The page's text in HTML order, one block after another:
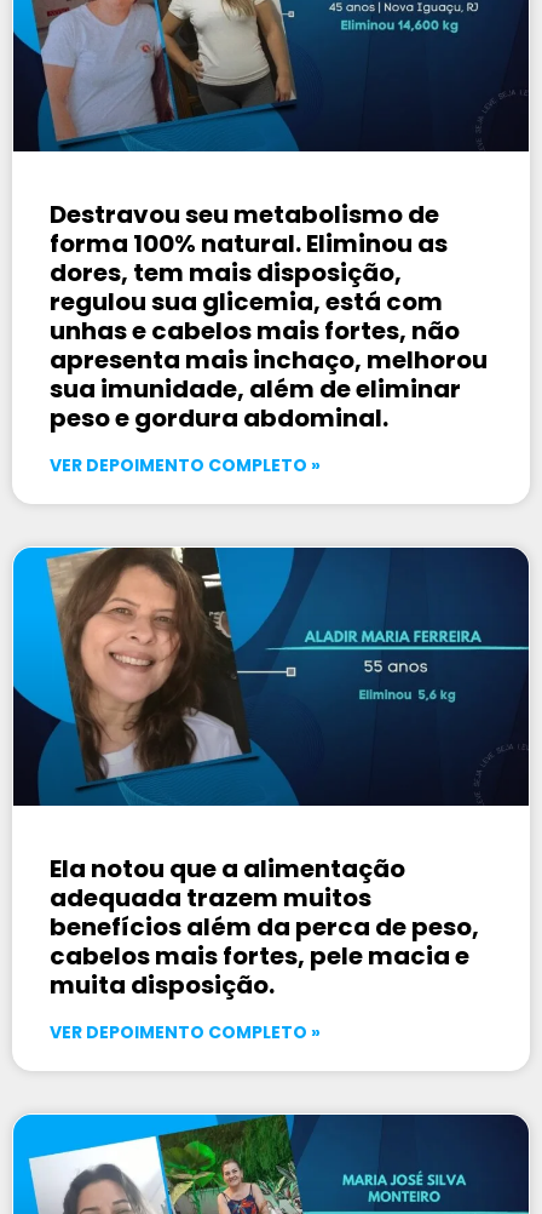
Destravou seu metabolismo de
forma 100% natural. Eliminou as
dores, tem mais disposição,
regulou sua glicemia, está com
unhas e cabelos mais fortes, não
apresenta mais inchaço, melhorou
sua imunidade, além de eliminar
peso e gordura abdominal.
VER DEPOIMENTO COMPLETO »
Ela notou que a alimentação
adequada trazem muitos
benefícios além da perca de peso,
cabelos mais fortes, pele macia e
muita disposição.
VER DEPOIMENTO COMPLETO »